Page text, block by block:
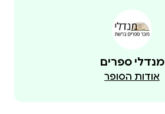
מנדלי ספרים
אודות הסופר